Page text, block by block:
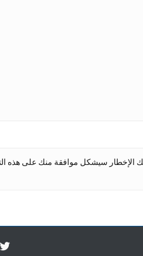
سيشكل موافقة منك على هذه